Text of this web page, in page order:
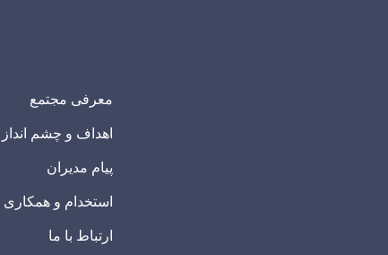
معرفی مجتمع
اهداف و چشم انداز
پیام مدیران
استخدام و همکاری
ارتباط با ما